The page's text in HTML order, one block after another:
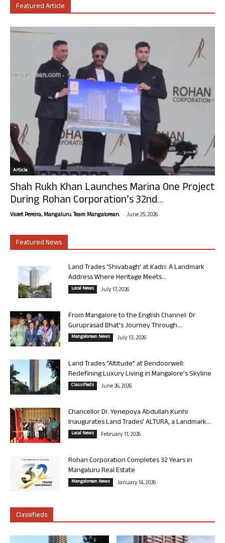
Featured Article
Article
Shah Rukh Khan Launches Marina One Project
During Rohan Corporation’s 32nd...
Violet Pereira, Mangaluru. Team Mangalorean. - June 25, 2026
Featured News
Land Trades ‘Shivabagh’ at Kadri: A Landmark
Address Where Heritage Meets...
Local News July 17, 2026
From Mangalore to the English Channel: Dr
Guruprasad Bhat’s Journey Through...
Mangalorean News July 13, 2026
Land Trades “Altitude” at Bendoorwell:
Redefining Luxury Living in Mangalore’s Skyline
Classifieds June 26, 2026
Chancellor Dr. Yenepoya Abdullah Kunhi
Inaugurates Land Trades’ ALTURA, a Landmark...
Local News February 11, 2026
Rohan Corporation Completes 32 Years in
Mangaluru Real Estate
Mangalorean News January 14, 2026
Classifieds